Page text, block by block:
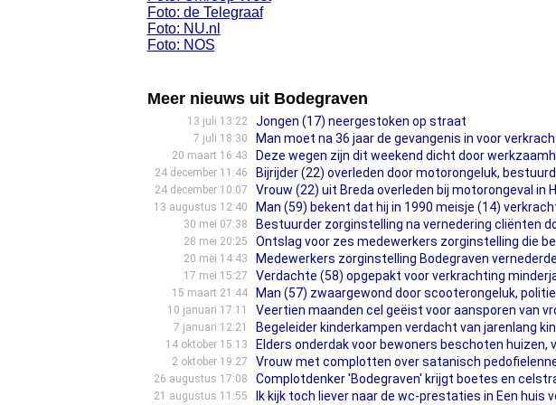
Foto: de Telegraaf
Foto: NU.nl
Foto: NOS
Meer nieuws uit Bodegraven
13 juli 13:22 Jongen (17) neergestoken op straat
7 juli 18:30 Man moet na 36 jaar de gevangenis in voor
20 maart 16:43 Deze wegen zijn dit weekend dicht door
24 december 11:46 Bijrijder (22) overleden door motorongeluk,
24 december 10:07 Vrouw (22) uit Breda overleden bij motorongeval in
13 augustus 12:40 Man (59) bekent dat hij in 1990 meisje (14)
30 mei 07:38 Bestuurder zorginstelling na vernedering cliënten
28 mei 20:25 Ontslag voor zes medewerkers zorginstelling die
20 mei 14:43 Medewerkers zorginstelling Bodegraven
17 mei 15:27 Verdachte (58) opgepakt voor verkrachting
15 maart 21:44 Man (57) zwaargewond door scooterongeluk,
10 januari 17:11 Veertien maanden cel geëist voor aansporen van
7 januari 12:21 Begeleider kinderkampen verdacht van jarenlang
14 oktober 15:13 Elders onderdak voor bewoners beschoten huizen,
2 oktober 19:27 Vrouw met complotten over satanisch
26 augustus 17:08 Complotdenker 'Bodegraven' krijgt boetes en
21 augustus 11:55 Ik kijk toch liever naar de wc-prestaties in Een